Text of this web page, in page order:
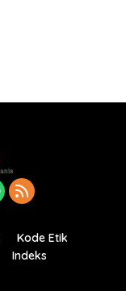
Kode Etik
Indeks